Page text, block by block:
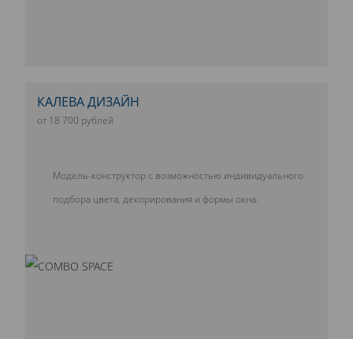
КАЛЕВА ДИЗАЙН
от 18 700 рублей
Модель-конструктор с возможностью индивидуального
подбора цвета, декорирования и формы окна.